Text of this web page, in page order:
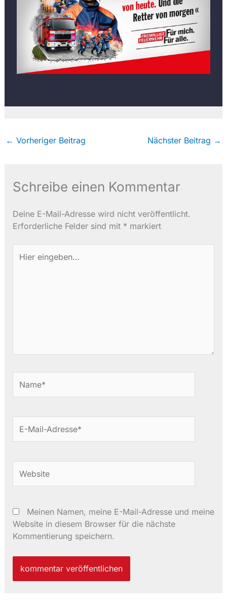
← Vorheriger Beitrag Nächster Beitrag →
Schreibe einen Kommentar
Deine E-Mail-Adresse wird nicht veröffentlicht.
Erforderliche Felder sind mit * markiert
eingeben…
Mail-
Meinen Namen, meine E-Mail-Adresse und meine
Website in diesem Browser für die nächste
Kommentierung speichern.